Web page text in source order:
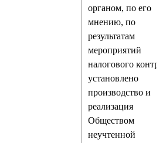
органом, по его
мнению, по
результатам
мероприятий
налогового
установлено
производство и
реализация
Обществом
неучтенной